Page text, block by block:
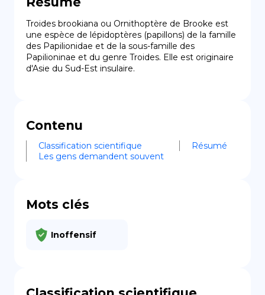
Troides brookiana ou Ornithoptère de Brooke est
une espèce de lépidoptères (papillons) de la famille
des Papilionidae et de la sous-famille des
Papilioninae et du genre Troides. Elle est originaire
d'Asie du Sud-Est insulaire.
Contenu
Classification scientifique
Résumé
Les gens demandent souvent
Mots clés
Inoffensif